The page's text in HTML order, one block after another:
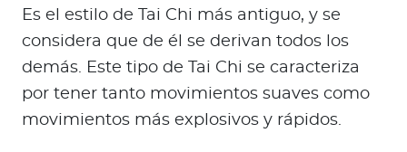
Es el estilo de Tai Chi más antiguo, y se
considera que de él se derivan todos los
demás. Este tipo de Tai Chi se caracteriza
por tener tanto movimientos suaves como
movimientos más explosivos y rápidos.